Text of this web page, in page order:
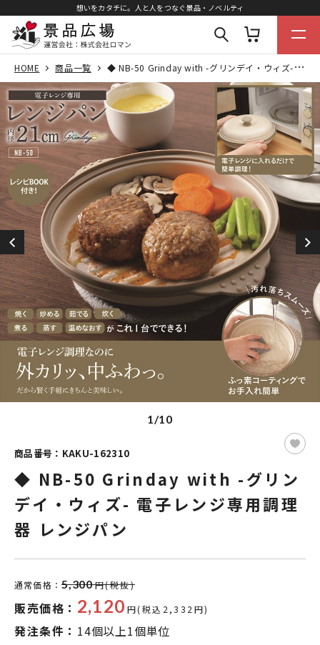
想いをカタチに。人と人をつなぐ景品・ノベルティ
HOME 商品一覧 ◆ NB-50 Grinday with -グリンデイ・ウィズ- 電子レンジ専用調理器 レンジパン
1/10
商品番号：KAKU-162310
◆ NB-50 Grinday with -グリン
デイ・ウィズ- 電子レンジ専用調理
器 レンジパン
通常価格： 5,300円(税抜)
販売価格： 2,120 円(税込2,332円)
発注条件： 14個以上1個単位